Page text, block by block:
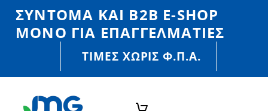
ΣΎΝΤΟΜΑ ΚΑΙ Β2Β E-SHOP
MONO ΓΙΑ ΕΠΑΓΓΕΛΜΑΤΊΕΣ
ΤΙΜΈΣ ΧΩΡΙΣ Φ.Π.Α.